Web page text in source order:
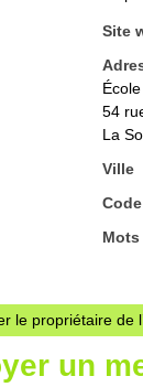
Site
54
La
Ville
Mots
le propriétaire de
un